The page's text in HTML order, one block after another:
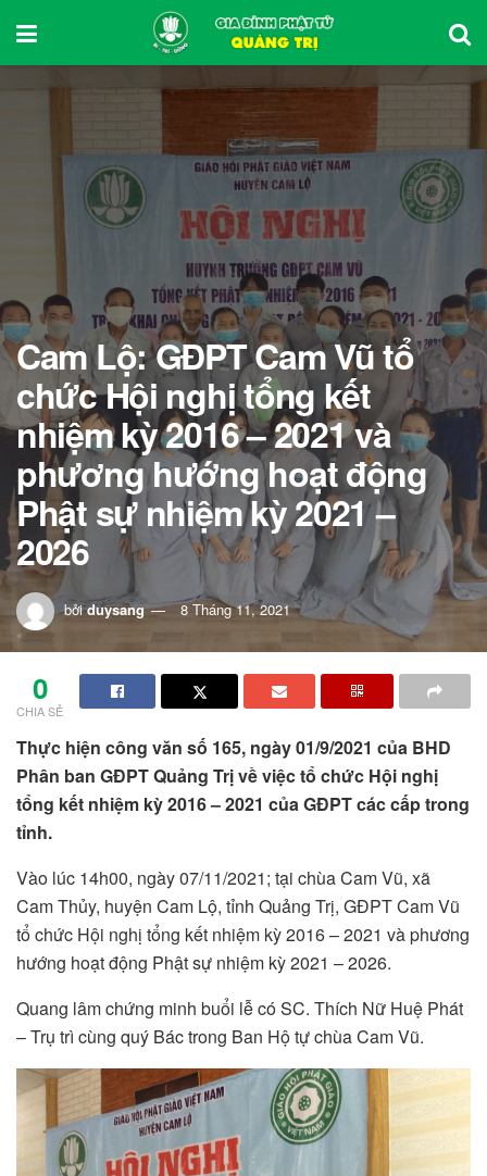
Cam Lộ: GĐPT Cam Vũ tổ
chức Hội nghị tổng kết
nhiệm kỳ 2016 – 2021 và
phương hướng hoạt động
Phật sự nhiệm kỳ 2021 –
2026
bởi duysang 8 Tháng 11, 2021
0
CHIA SẺ
Thực hiện công văn số 165, ngày 01/9/2021 của BHD
Phân ban GĐPT Quảng Trị về việc tổ chức Hội nghị
tổng kết nhiệm kỳ 2016 – 2021 của GĐPT các cấp trong
tỉnh.
Vào lúc 14h00, ngày 07/11/2021; tại chùa Cam Vũ, xã
Cam Thủy, huyện Cam Lộ, tỉnh Quảng Trị, GĐPT Cam Vũ
tổ chức Hội nghị tổng kết nhiệm kỳ 2016 – 2021 và phương
hướng hoạt động Phật sự nhiệm kỳ 2021 – 2026.
Quang lâm chứng minh buổi lễ có SC. Thích Nữ Huệ Phát
– Trụ trì cùng quý Bác trong Ban Hộ tự chùa Cam Vũ.